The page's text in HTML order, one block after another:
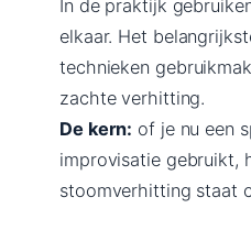
In de praktijk
elkaar. Het
technieken
zachte verhitting.
De kern: of je nu een
improvisatie gebruikt,
stoomverhitting staat